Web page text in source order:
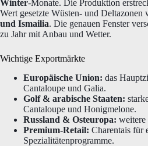
Winter-Monate. Die Produktion
Wert gesetzte Wüsten- und Deltazonen
und Ismailia. Die genauen Fenster
zu Jahr mit Anbau und Wetter.
Wichtige Exportmärkte
Europäische Union: das
Cantaloupe und Galia.
Golf & arabische Staaten:
Cantaloupe und Honigmelone.
Russland & Osteuropa: weitere
Premium-Retail: Charentais für
Spezialitätenprogramme.